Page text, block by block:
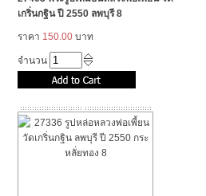
เกริ่นกฐิน ปี 2550 ลพบุรี 8
ราคา 150.00 บาท
จำนวน